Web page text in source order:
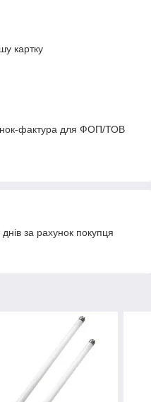
картку
фактура для ФОП/ТОВ
за рахунок покупця